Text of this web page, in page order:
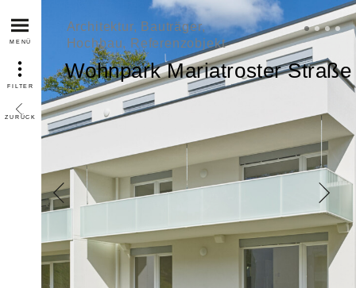
MENÜ
FILTER
ZURÜCK
Architektur, Bauträger,
Hochbau, Referenzobjekt
Wohnpark Mariatroster Straße